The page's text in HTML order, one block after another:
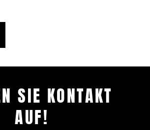
SIE KONTAKT
AUF!